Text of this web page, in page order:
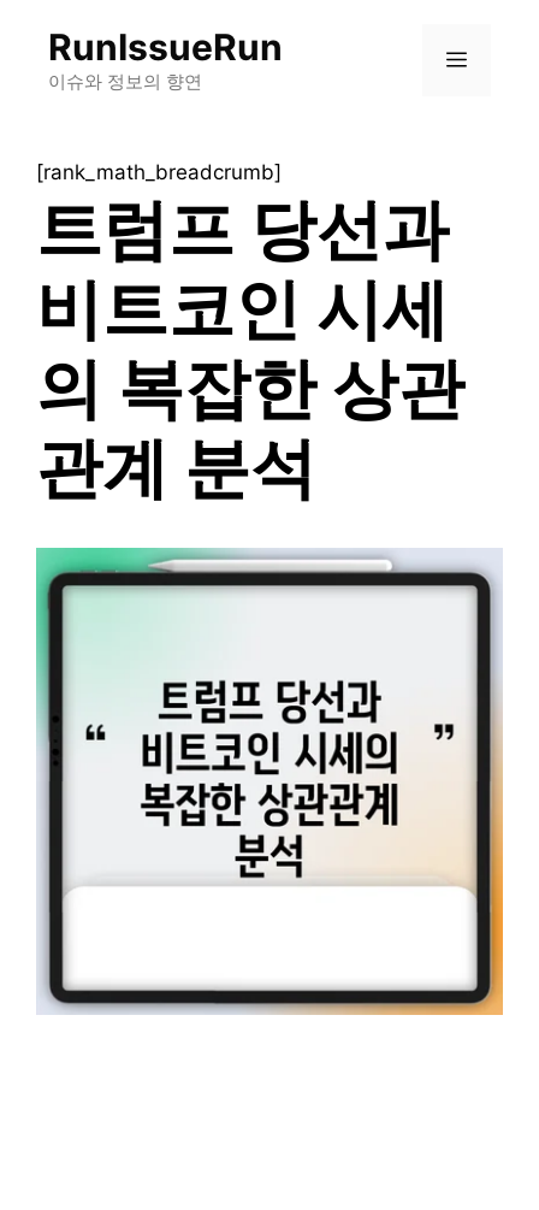
RunIssueRun
이슈와 정보의 향연
메
[rank_math_breadcrumb]
트럼프 당선과
비트코인 시세
의 복잡한 상관
관계 분석